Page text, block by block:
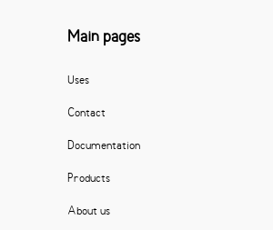
Main pages
Uses
Contact
Documentation
Products
About us